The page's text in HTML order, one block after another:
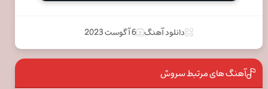
دانلود آهنگ 6 آگوست 2023
آهنگ های مرتبط سروش